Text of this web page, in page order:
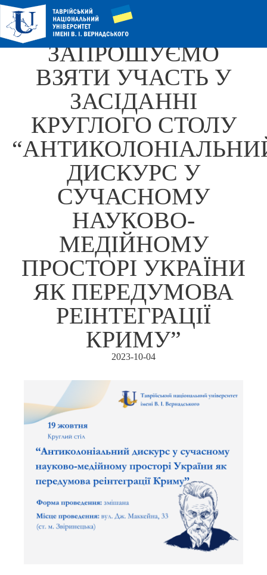
ЗАПРОШУЄМО
ВЗЯТИ УЧАСТЬ У
ЗАСІДАННІ
КРУГЛОГО СТОЛУ
ДИСКУРС У
СУЧАСНОМУ
НАУКОВО-
МЕДІЙНОМУ
ПРОСТОРІ УКРАЇНИ
ЯК ПЕРЕДУМОВА
РЕІНТЕГРАЦІЇ
КРИМУ”
2023-10-04